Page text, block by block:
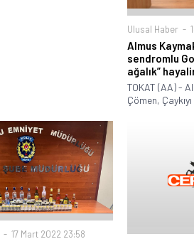
Ulusal Haber
Almus
sendromlu
ağalık”
TOKAT (AA) -
Çömen,
17 Mart 2022 23:58